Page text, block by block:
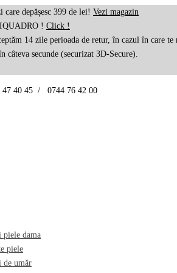
depășesc 399 de lei! Vezi magazin
! Click !
14 zile perioada de retur, în cazul în care te
câteva secunde (securizat 3D-Secure).
47 40 45 / 0744 76 42 00
piele dama
piele
de umăr